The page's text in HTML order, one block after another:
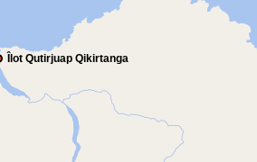
Îlot Qutirjuap Qikirtanga